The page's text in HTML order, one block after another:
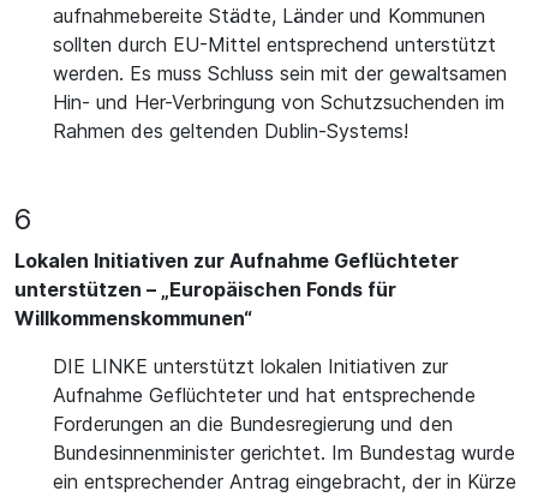
aufnahmebereite Städte, Länder und Kommunen
sollten durch EU-Mittel entsprechend unterstützt
werden. Es muss Schluss sein mit der gewaltsamen
Hin- und Her-Verbringung von Schutzsuchenden im
Rahmen des geltenden Dublin-Systems!
6
Lokalen Initiativen zur Aufnahme Geflüchteter
unterstützen – „Europäischen Fonds für
Willkommenskommunen“
DIE LINKE unterstützt lokalen Initiativen zur
Aufnahme Geflüchteter und hat entsprechende
Forderungen an die Bundesregierung und den
Bundesinnenminister gerichtet. Im Bundestag wurde
ein entsprechender Antrag eingebracht, der in Kürze